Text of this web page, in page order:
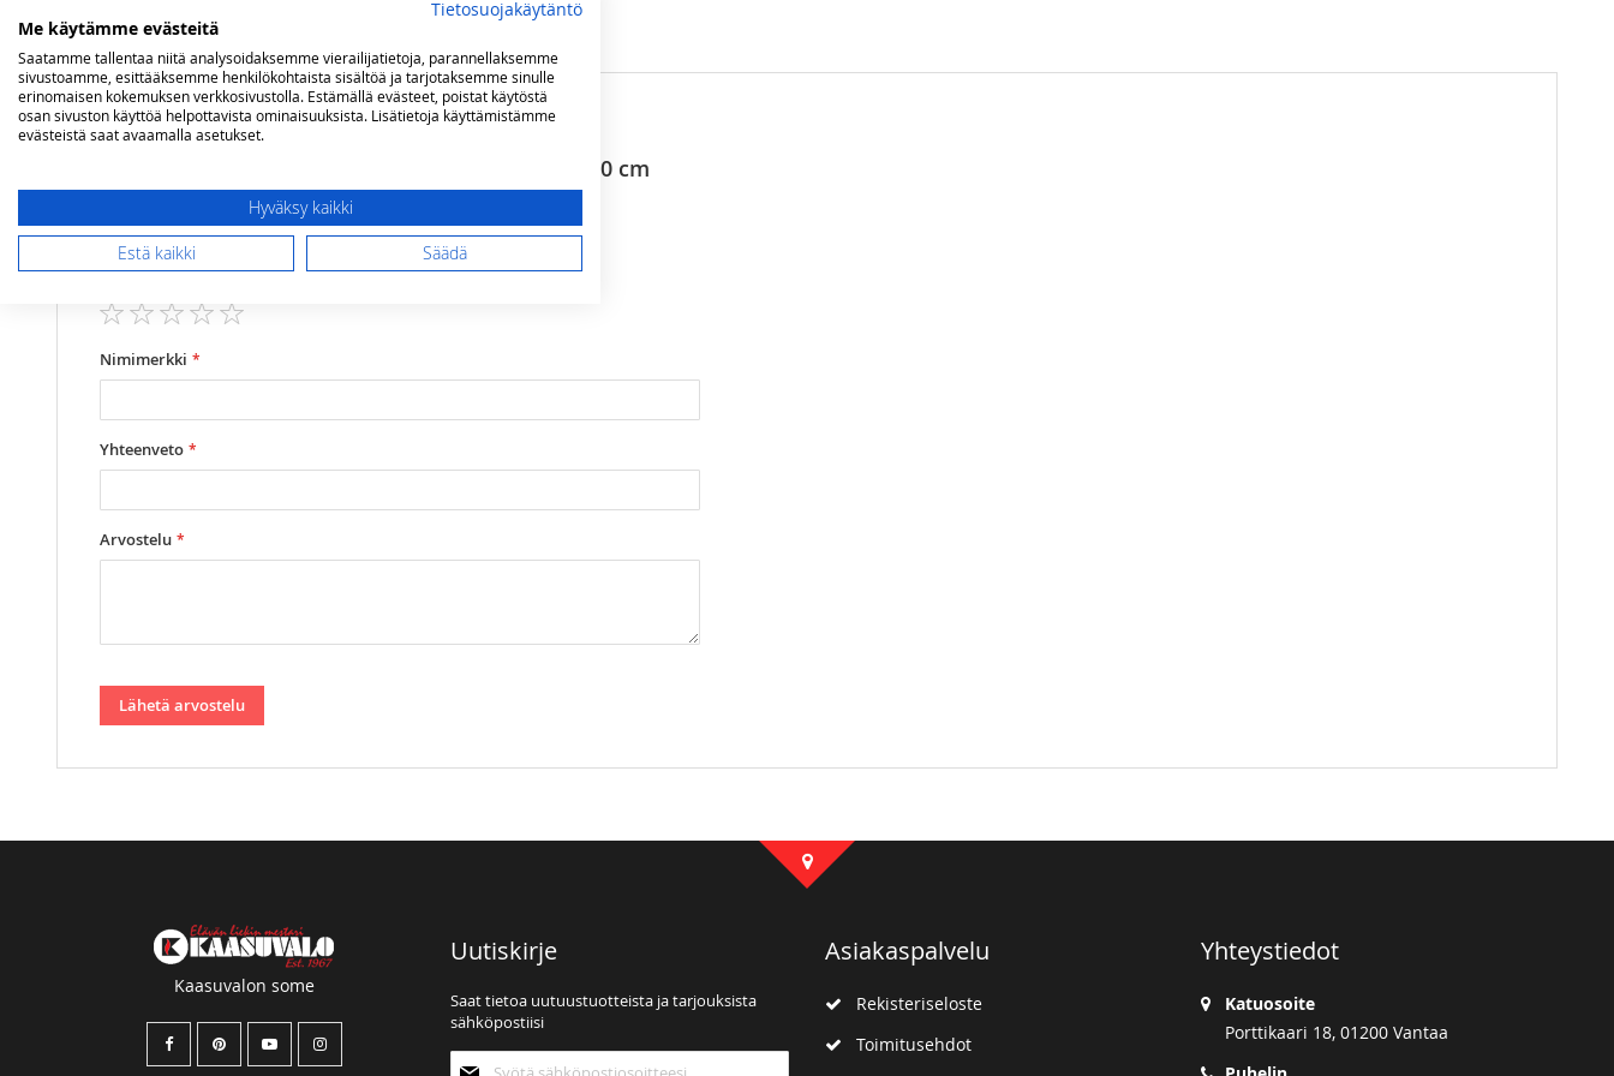
Lisätietoja
Mitat
(lxsxk) 698,8 x 62,4 x 90,2 cm
Olet arvostelemassa:
Steel Genesi tiskiallaskaapisto kahdella altaalla 90 cm
nuvola
Arviosi
star
stars
stars
stars
stars
Nimimerkki
Yhteenveto
Arvostelu
Lähetä arvostelu
Kaasuvalon some
Uutiskirje
Saat tietoa uutuustuotteista ja tarjouksista
sähköpostiisi
Asiakaspalvelu
Rekisteriseloste
Toimitusehdot
Yhteystiedot
Katuosoite
Porttikaari 18, 01200 Vantaa
Tietosuojakäytäntö
Me käytämme evästeitä
Saatamme tallentaa niitä analysoidaksemme vierailijatietoja, parannellaksemme
sivustoamme, esittääksemme henkilökohtaista sisältöä ja tarjotaksemme sinulle
erinomaisen kokemuksen verkkosivustolla. Estämällä evästeet, poistat käytöstä
osan sivuston käyttöä helpottavista ominaisuuksista. Lisätietoja käyttämistämme
evästeistä saat avaamalla asetukset.
Hyväksy kaikki
Estä kaikki Säädä